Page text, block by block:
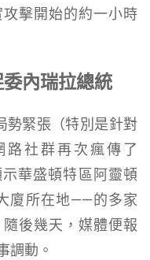
擊開始的約一小時
內瑞拉總統
勢緊張（特別是針對
路社群再次瘋傳了
華盛頓特區阿靈頓
廈所在地——的多家
後幾天，媒體便報
調動。